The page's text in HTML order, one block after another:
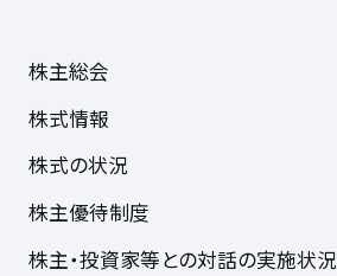
株主総会
株式情報
株式の状況
株主優待制度
株主・投資家等との対話の実施状況